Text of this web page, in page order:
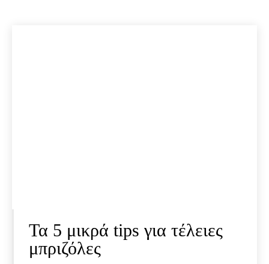
Τα 5 μικρά tips για τέλειες
μπριζόλες